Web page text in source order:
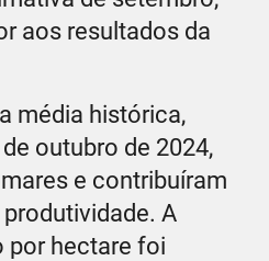
aos resultados da
média histórica,
outubro de 2024,
e contribuíram
A
por hectare foi